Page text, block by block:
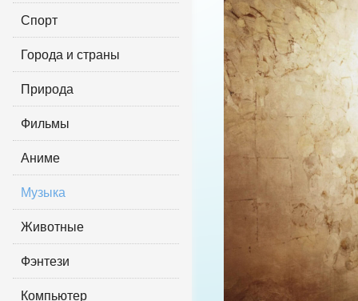
Спорт
Города и страны
Природа
Фильмы
Аниме
Музыка
Животные
Фэнтези
Компьютер